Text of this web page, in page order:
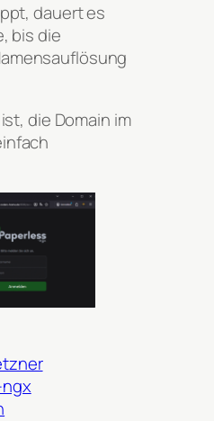
dauert es
bis die
die Domain im